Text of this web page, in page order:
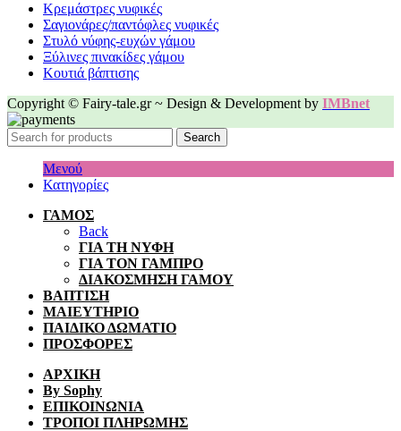
Κρεμάστρες νυφικές
Σαγιονάρες/παντόφλες νυφικές
Στυλό νύφης-ευχών γάμου
Ξύλινες πινακίδες γάμου
Κουτιά βάπτισης
Copyright © Fairy-tale.gr ~ Design & Development by IMBnet
Search
Μενού
Κατηγορίες
ΓΑΜΟΣ
Back
ΓΙΑ ΤΗ ΝΥΦΗ
ΓΙΑ ΤΟΝ ΓΑΜΠΡΟ
ΔΙΑΚΟΣΜΗΣΗ ΓΑΜΟΥ
ΒΑΠΤΙΣΗ
ΜΑΙΕΥΤΗΡΙΟ
ΠΑΙΔΙΚΟ ΔΩΜΑΤΙΟ
ΠΡΟΣΦΟΡΕΣ
ΑΡΧΙΚΗ
By Sophy
ΕΠΙΚΟΙΝΩΝΙΑ
ΤΡΟΠΟΙ ΠΛΗΡΩΜΗΣ